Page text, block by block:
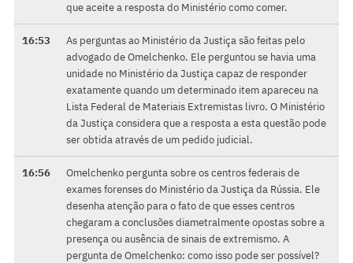
que aceite a resposta do Ministério como comer.
16:53
As perguntas ao Ministério da Justiça são feitas pelo
advogado de Omelchenko. Ele perguntou se havia uma
unidade no Ministério da Justiça capaz de responder
exatamente quando um determinado item apareceu na
Lista Federal de Materiais Extremistas livro. O Ministério
da Justiça considera que a resposta a esta questão pode
ser obtida através de um pedido judicial.
16:56
Omelchenko pergunta sobre os centros federais de
exames forenses do Ministério da Justiça da Rússia. Ele
desenha atenção para o fato de que esses centros
chegaram a conclusões diametralmente opostas sobre a
presença ou ausência de sinais de extremismo. A
pergunta de Omelchenko: como isso pode ser possível?